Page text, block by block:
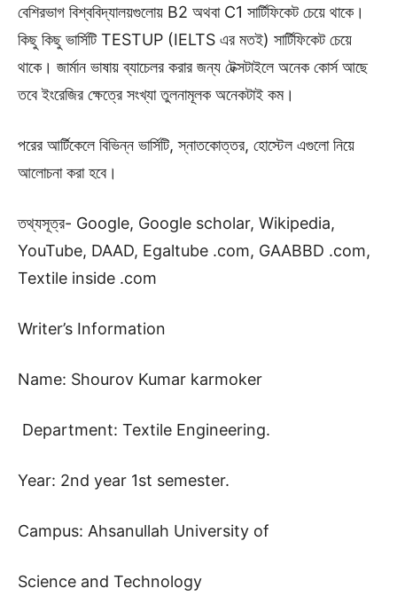
বেশিরভাগ বিশ্ববিদ্যালয়গুলোয় B2 অথবা C1 সার্টিফিকেট চেয়ে থাকে।
কিছু কিছু ভার্সিটি TESTUP (IELTS এর মতই) সার্টিফিকেট চেয়ে
থাকে। জার্মান ভাষায় ব্যাচেলর করার জন্য টেক্সটাইলে অনেক কোর্স আছে
তবে ইংরেজির ক্ষেত্রে সংখ্যা তুলনামূলক অনেকটাই কম।
পরের আর্টিকেলে বিভিন্ন ভার্সিটি, স্নাতকোত্তর, হোস্টেল এগুলো নিয়ে
আলোচনা করা হবে।
তথ্যসূত্র- Google, Google scholar, Wikipedia,
YouTube, DAAD, Egaltube .com, GAABBD .com,
Textile inside .com
Writer’s Information
Name: Shourov Kumar karmoker
Department: Textile Engineering.
Year: 2nd year 1st semester.
Campus: Ahsanullah University of
Science and Technology